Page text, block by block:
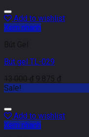
Add to wishlist
Xem nhanh
Bút Gel
Bút gel TL-029
13.000₫ 9.875 ₫
Sale!
Add to wishlist
Xem nhanh